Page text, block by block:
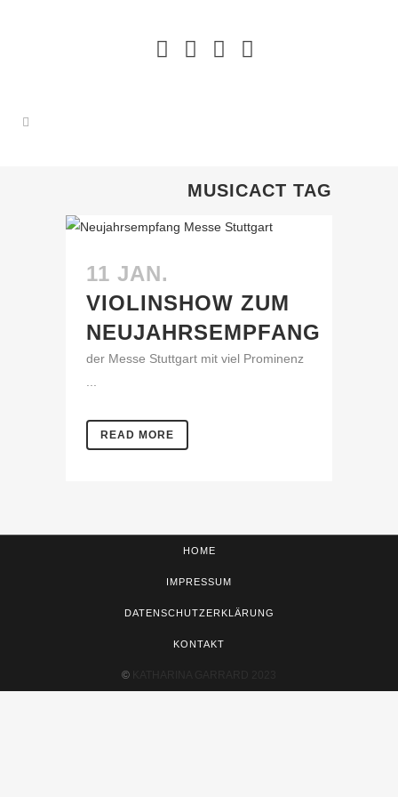
MUSICACT TAG
11 JAN.
VIOLINSHOW ZUM
NEUJAHRSEMPFANG
der Messe Stuttgart mit viel Prominenz
READ MORE
HOME
IMPRESSUM
DATENSCHUTZERKLÄRUNG
KONTAKT
©